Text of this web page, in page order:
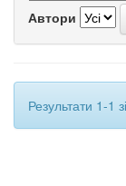
Автори
Результати 1-1